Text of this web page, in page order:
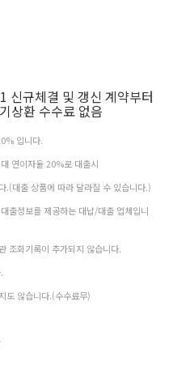
신규체결 및 갱신 계약부터
상환 수수료 없음
입니다.
연이자율 20%로 대출시
.(대출 상품에 따라 달라질 수 있습니다.)
출정보를 제공하는 대납/대출 업체입니
조회기록이 추가되지 않습니다.
도 않습니다.(수수료무)